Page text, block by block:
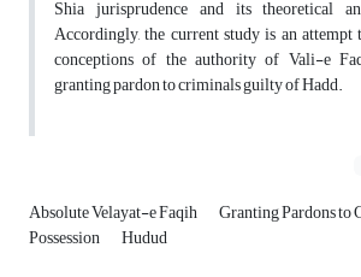
Shia jurisprudence and its theoretical
Accordingly, the current study is an
conceptions of the authority of Vali-e
granting pardon to criminals guilty of Hadd.
Absolute Velayat-e Faqih Granting Pardons to
Possession Hudud